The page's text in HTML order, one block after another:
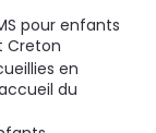
pour enfants
Creton
en
du